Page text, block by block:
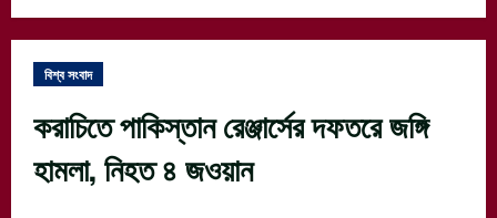
বিশ্ব সংবাদ
করাচিতে পাকিস্তান রেঞ্জার্সের দফতরে জঙ্গি
হামলা, নিহত ৪ জওয়ান